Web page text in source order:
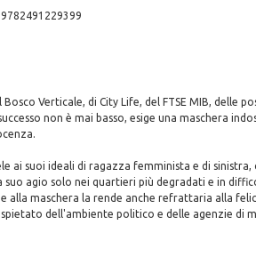
9782491229399
Verticale, di City Life, del FTSE MIB, delle
non è mai basso, esige una maschera
ai suoi ideali di ragazza femminista e di
suo agio solo nei quartieri più degradati e in
maschera la rende anche refrattaria alla
dell'ambiente politico e delle agenzie di